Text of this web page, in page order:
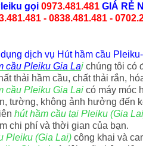
gọi 0973.481.481 GIÁ RẺ
- 0838.481.481 -
dịch vụ Hút hầm cầu
cầu Pleiku Gia Lai chúng tôi có
thải hầm cầu, chất thải rắn,
cầu Pleiku Gia Lai có máy móc
tường, không ảnh hưởng đến
hút hầm cầu tại Pleiku (Gia
chi phí và thời gian của bạn.
Pleiku (Gia Lai) công khai và